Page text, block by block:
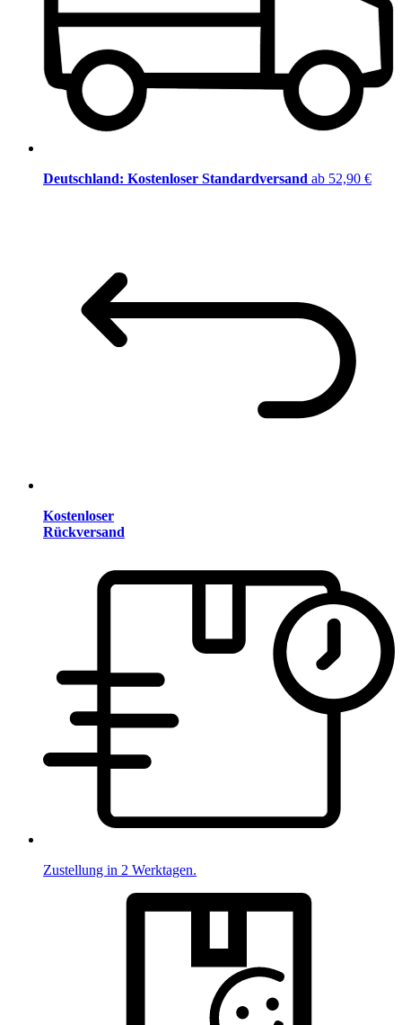
Deutschland: Kostenloser Standardversand ab 52,90 €
Kostenloser
Rückversand
Zustellung in 2 Werktagen.